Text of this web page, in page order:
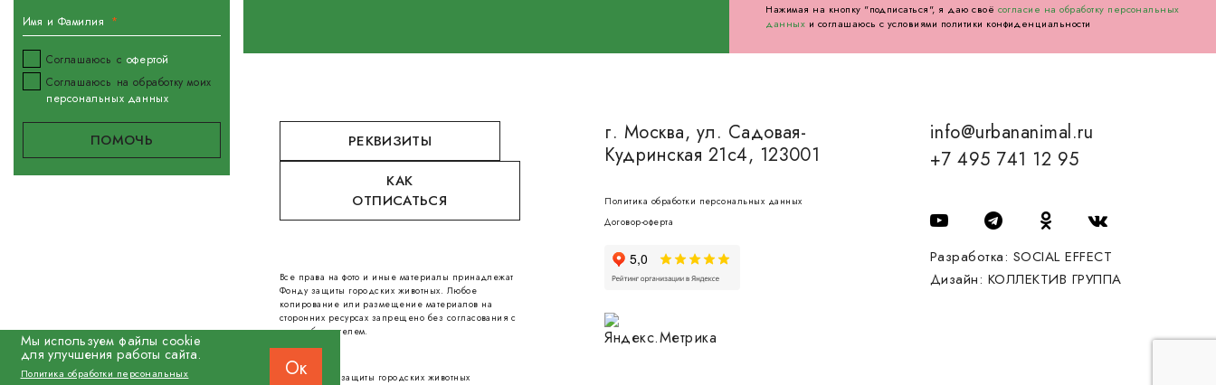
Имя и Фамилия
Соглашаюсь с офертой
Соглашаюсь на обработку моих
персональных данных
Нажимая на кнопку "подписаться", я даю своё согласие на обработку персональных
данных и соглашаюсь с условиями политики конфиденциальности
РЕКВИЗИТЫ
КАК
ОТПИСАТЬСЯ
Все права на фото и иные материалы принадлежат
Фонду защиты городских животных. Любое
копирование или размещение материалов на
сторонних ресурсах запрещено без согласования с
правообладателем.
© 2026 Фонд защиты городских животных
г. Москва, ул. Садовая-
Кудринская 21с4, 123001
Политика обработки персональных данных
Договор-оферта
info@urbananimal.ru
+7 495 741 12 95
Разработка: SOCIAL EFFECT
Дизайн: КОЛЛЕКТИВ ГРУППА
Мы используем файлы cookie
для улучшения работы сайта.
Политика обработки персональных
Ок